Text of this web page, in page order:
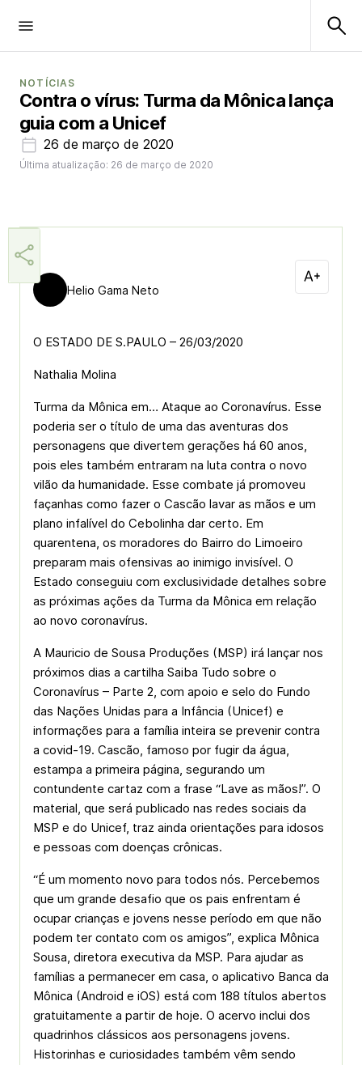
NOTÍCIAS
Contra o vírus: Turma da Mônica lança
guia com a Unicef
26 de março de 2020
Última atualização: 26 de março de 2020
Helio Gama Neto
O ESTADO DE S.PAULO – 26/03/2020
Nathalia Molina
Turma da Mônica em… Ataque ao Coronavírus. Esse
poderia ser o título de uma das aventuras dos
personagens que divertem gerações há 60 anos,
pois eles também entraram na luta contra o novo
vilão da humanidade. Esse combate já promoveu
façanhas como fazer o Cascão lavar as mãos e um
plano infalível do Cebolinha dar certo. Em
quarentena, os moradores do Bairro do Limoeiro
preparam mais ofensivas ao inimigo invisível. O
Estado conseguiu com exclusividade detalhes sobre
as próximas ações da Turma da Mônica em relação
ao novo coronavírus.
A Mauricio de Sousa Produções (MSP) irá lançar nos
próximos dias a cartilha Saiba Tudo sobre o
Coronavírus – Parte 2, com apoio e selo do Fundo
das Nações Unidas para a Infância (Unicef) e
informações para a família inteira se prevenir contra
a covid-19. Cascão, famoso por fugir da água,
estampa a primeira página, segurando um
contundente cartaz com a frase “Lave as mãos!”. O
material, que será publicado nas redes sociais da
MSP e do Unicef, traz ainda orientações para idosos
e pessoas com doenças crônicas.
“É um momento novo para todos nós. Percebemos
que um grande desafio que os pais enfrentam é
ocupar crianças e jovens nesse período em que não
podem ter contato com os amigos”, explica Mônica
Sousa, diretora executiva da MSP. Para ajudar as
famílias a permanecer em casa, o aplicativo Banca da
Mônica (Android e iOS) está com 188 títulos abertos
gratuitamente a partir de hoje. O acervo inclui dos
quadrinhos clássicos aos personagens jovens.
Historinhas e curiosidades também vêm sendo